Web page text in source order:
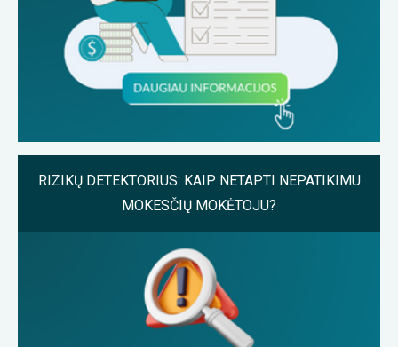
RIZIKŲ DETEKTORIUS: KAIP NETAPTI NEPATIKIMU
MOKESČIŲ MOKĖTOJU?